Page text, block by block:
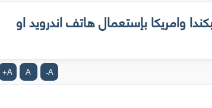
بكندا وامريكا بإستعمال هاتف اندرويد او
A
-
A
A
+